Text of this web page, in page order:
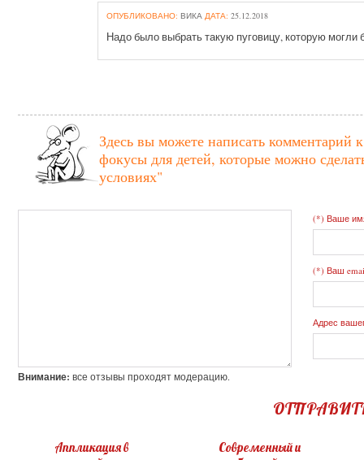
ОПУБЛИКОВАНО: ВИКА ДАТА: 25.12.2018
Надо было выбрать такую пуговицу, которую могли
Здесь вы можете написать комментарий
фокусы для детей, которые можно
условиях"
(*) Ваше
(*) Ваш
Адрес
Внимание: все отзывы проходят модерацию.
Аппликация в
Современный и